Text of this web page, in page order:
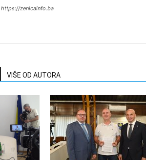
https://zenicainfo.ba
VIŠE OD AUTORA